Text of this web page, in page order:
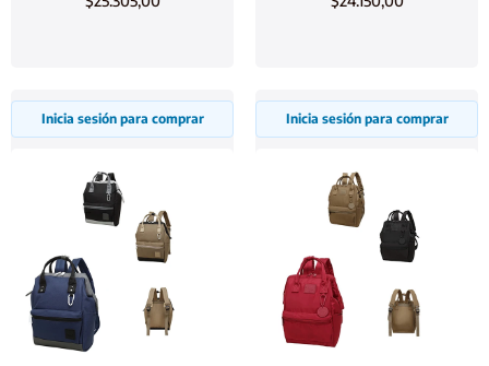
Inicia sesión para comprar Inicia sesión para comprar